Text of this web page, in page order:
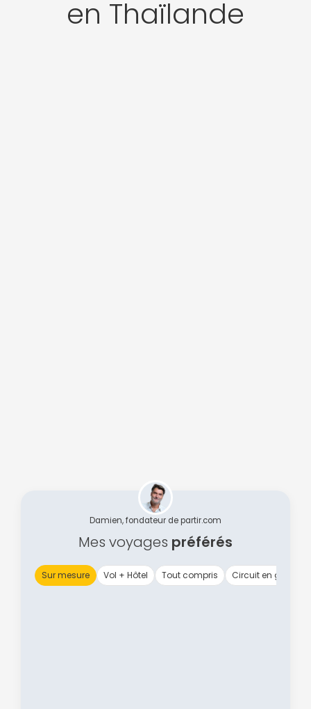
en Thaïlande
Damien, fondateur de partir.com
Mes voyages préférés
Sur mesure Vol + Hôtel Tout compris Circuit en groupe